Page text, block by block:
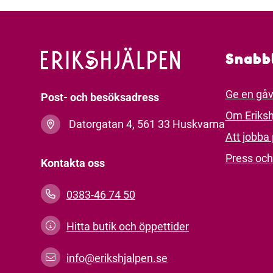
Post- och besöksadress
Datorgatan 4, 561 33 Huskvarna
Kontakta oss
0383-46 74 50
Hitta butik och öppettider
info@erikshjalpen.se
Ge en
Om
Att jobba
Press